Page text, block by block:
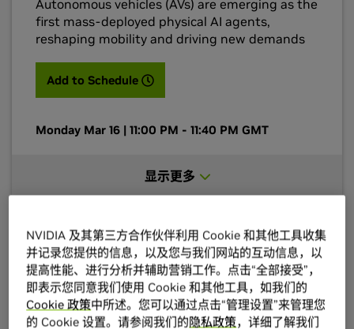
Autonomous vehicles (AVs) are emerging as the
first mass-deployed physical AI agents,
reshaping mobility and driving new demands
special address explores the industry’s path to
Level 4 autonomy and how NVIDIA is helping
architecture, manufacturers (OEMs) and AV
cloud-to-car platform—spanning training,
simulation, and in-vehicle compute—to support
drive-policy models. The session will also touch
on how agentic AI is poised to transform AVs
end to end, from automating data-driven
development and validation to enabling more
intelligent, adaptive in-car experiences. Gain
insights into L4 software architectures, the
Add to Schedule (opens in a new tab)
Monday Mar 16 | 11:00 PM - 11:40 PM GMT
显示更多
Talk On-Demand
从云端到本地，重塑座舱 AI
[S82027]
NVIDIA 及其第三方合作伙伴利用 Cookie 和其他工具收集
并记录您提供的信息，以及您与我们网站的互动信息，以
提高性能、进行分析并辅助营销工作。点击“全部接受”，
即表示您同意我们使用 Cookie 和其他工具，如我们的
Cookie 政策中所述。您可以通过点击“管理设置”来管理您
的 Cookie 设置。请参阅我们的隐私政策，详细了解我们